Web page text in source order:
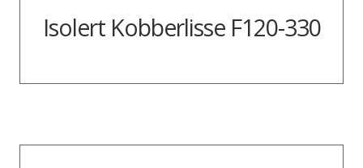
Isolert Kobberlisse F120-330